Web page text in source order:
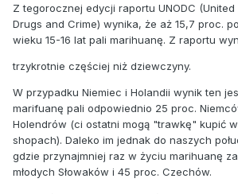
Z tegorocznej edycji raportu UNODC
Drugs and Crime) wynika, że aż 15,7 proc.
wieku 15-16 lat pali marihuanę. Z raportu
trzykrotnie częściej niż dziewczyny.
W przypadku Niemiec i Holandii wynik ten
marifuanę pali odpowiednio 25 proc.
Holendrów (ci ostatni mogą "trawkę" kupić
shopach). Daleko im jednak do naszych
gdzie przynajmniej raz w życiu marihuanę
młodych Słowaków i 45 proc. Czechów.